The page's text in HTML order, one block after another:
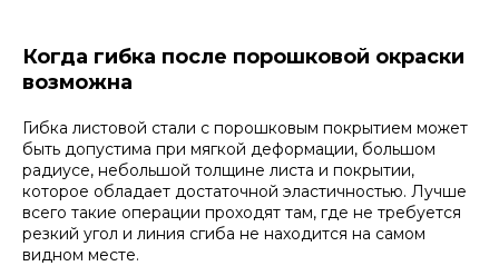
Когда гибка после порошковой окраски
возможна
Гибка листовой стали с порошковым покрытием может
быть допустима при мягкой деформации, большом
радиусе, небольшой толщине листа и покрытии,
которое обладает достаточной эластичностью. Лучше
всего такие операции проходят там, где не требуется
резкий угол и линия сгиба не находится на самом
видном месте.